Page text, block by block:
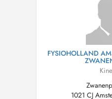
FYSIOHOLLAND
1021 CJ